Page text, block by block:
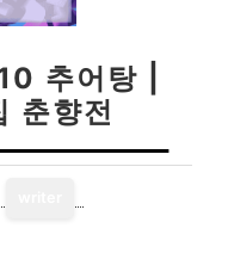
추어탕 |
춘향전